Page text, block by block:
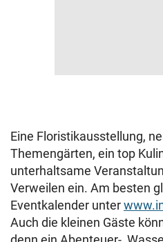
Eine Floristikausstellung,
Themengärten, ein top
unterhaltsame
Verweilen ein. Am besten
Eventkalender unter
Auch die kleinen Gäste